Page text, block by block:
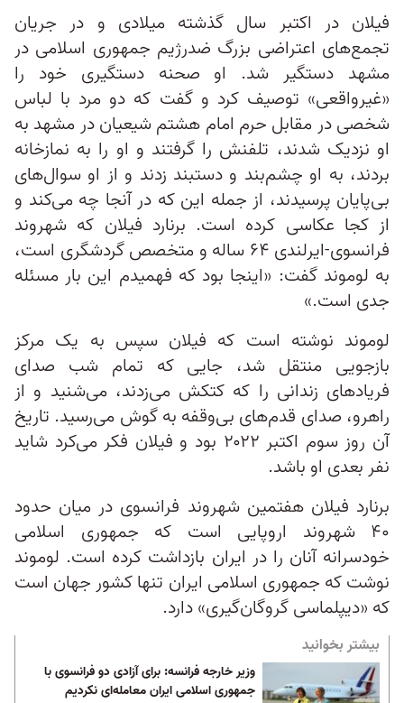
فیلان در اکتبر سال گذشته میلادی و در جریان
تجمع‌های اعتراضی بزرگ ضدرژیم جمهوری اسلامی در
مشهد دستگیر شد. او صحنه دستگیری خود را
«غیرواقعی» توصیف کرد و گفت که دو مرد با لباس
شخصی در مقابل حرم امام هشتم شیعیان در مشهد به
او نزدیک شدند، تلفنش را گرفتند و او را به نمازخانه
بردند، به او چشم‌بند و دستبند زدند و از او سوال‌های
بی‌پایان پرسیدند، از جمله این که در آنجا چه می‌کند و
از کجا عکاسی کرده است. برنارد فیلان که شهروند
فرانسوی-ایرلندی ۶۴ ساله و متخصص گردشگری است،
به لوموند گفت: «اینجا بود که فهمیدم این بار مسئله
جدی است.»
لوموند نوشته است که فیلان سپس به یک مرکز
بازجویی منتقل شد، جایی که تمام شب صدای
فریادهای زندانی را که کتکش می‌زدند، می‌شنید و از
راهرو، صدای قدم‌های بی‌وقفه به گوش می‌رسید. تاریخ
آن روز سوم اکتبر ۲۰۲۲ بود و فیلان فکر می‌کرد شاید
نفر بعدی او باشد.
برنارد فیلان هفتمین شهروند فرانسوی در میان حدود
۴۰ شهروند اروپایی است که جمهوری اسلامی
خودسرانه آنان را در ایران بازداشت کرده است. لوموند
نوشت که جمهوری اسلامی ایران تنها کشور جهان است
که «دیپلماسی گروگان‌گیری» دارد.
بیشتر بخوانید
وزیر خارجه فرانسه:‌ برای آزادی دو فرانسوی با
جمهوری اسلامی ایران معامله‌ای نکردیم